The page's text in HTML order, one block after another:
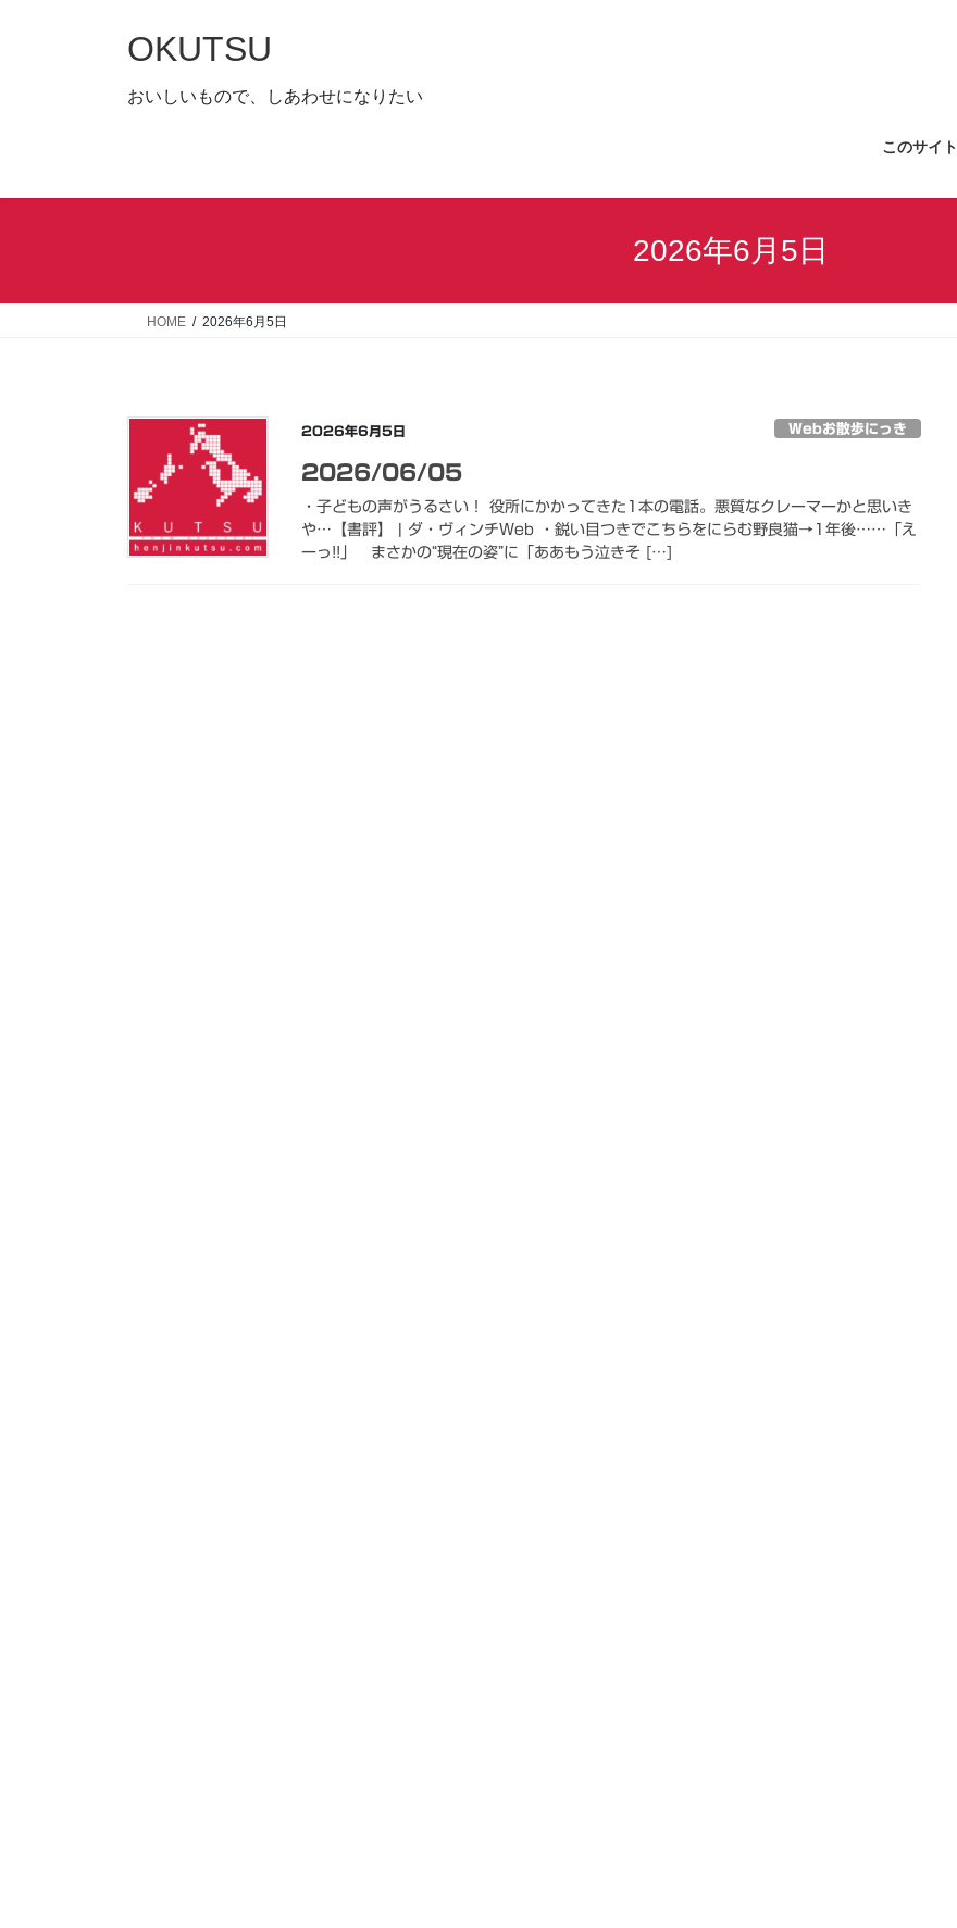
キ
に
OKUTSU
おいしいもので、しあわせになりたい
このサイト
2026年6月5日
HOME 2026年6月5日
2026年6月5日 Webお散歩にっき
2026/06/05
・子どもの声がうるさい！ 役所にかかってきた1本の電話。悪質なクレーマーかと思いき
や…【書評】 | ダ・ヴィンチWeb ・鋭い目つきでこちらをにらむ野良猫→1年後……「え
ーっ!!」 まさかの“現在の姿”に「ああもう泣きそ […]